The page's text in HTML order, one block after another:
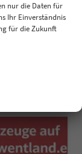
nur die Daten für
Ihr Einverständnis
für die Zukunft